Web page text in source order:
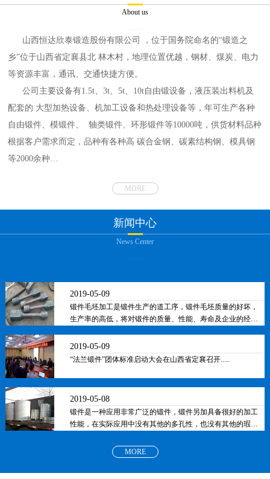
About us
山西恒达欣泰锻造股份有限公司
，位于国务院命名的“锻造之
乡”位于山西省定襄县北 林木村，地理位置优越，钢材、煤炭、电力
等资源丰富，通讯、交通快捷方便。
公司主要设备有1.5t、3t、5t、10t自由锻设备，液压装出料机及
配套的 大型加热设备、机加工设备和热处理设备等，年可生产各种
自由锻件、模锻件、 轴类锻件、环形锻件等10000吨，供货材料品种
根据客户需求而定，品种有各种高 碳合金钢、碳素结构钢、模具钢
等2000余种…
MORE
新闻中心
News Center
2019-05-09
锻件毛坯加工是锻件生产的道工序，锻件毛坯质量的好坏，
生产率的高低，将对锻件的质量、性能、寿命及企业的经济
2019-05-09
“法兰锻件”团体标准启动大会在山西省定襄召开.....
2019-05-08
锻件是一种应用非常广泛的锻件，锻件另加具备很好的加工
性能，在实际应用中没有其他的多孔性，也没有其他的瑕
行锻造变形而得到的工件或毛坯.....
MORE